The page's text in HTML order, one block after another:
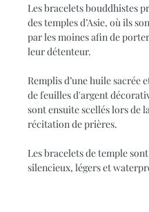
Les bracelets bouddhistes
des temples d’Asie, où ils
par les moines afin de
leur détenteur.
Remplis d’une huile sacrée
de feuilles d'argent
sont ensuite scellés lors de la
récitation de prières.
Les bracelets de temple sont
silencieux, légers et